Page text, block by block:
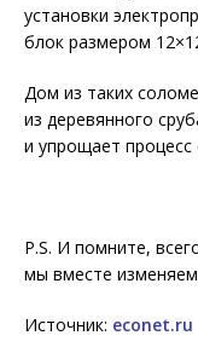
установки
блок размером
Дом из таких
из деревянного
и упрощает процесс
P.S. И помните,
мы вместе
Источник: econet.ru